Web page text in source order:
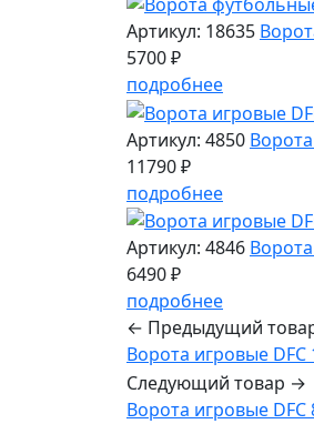
Артикул: 18635
5700 ₽
подробнее
Артикул: 4850
11790 ₽
подробнее
Артикул: 4846
6490 ₽
подробнее
← Предыдущий
Ворота игровые DFC
Следующий товар →
Ворота игровые DFC